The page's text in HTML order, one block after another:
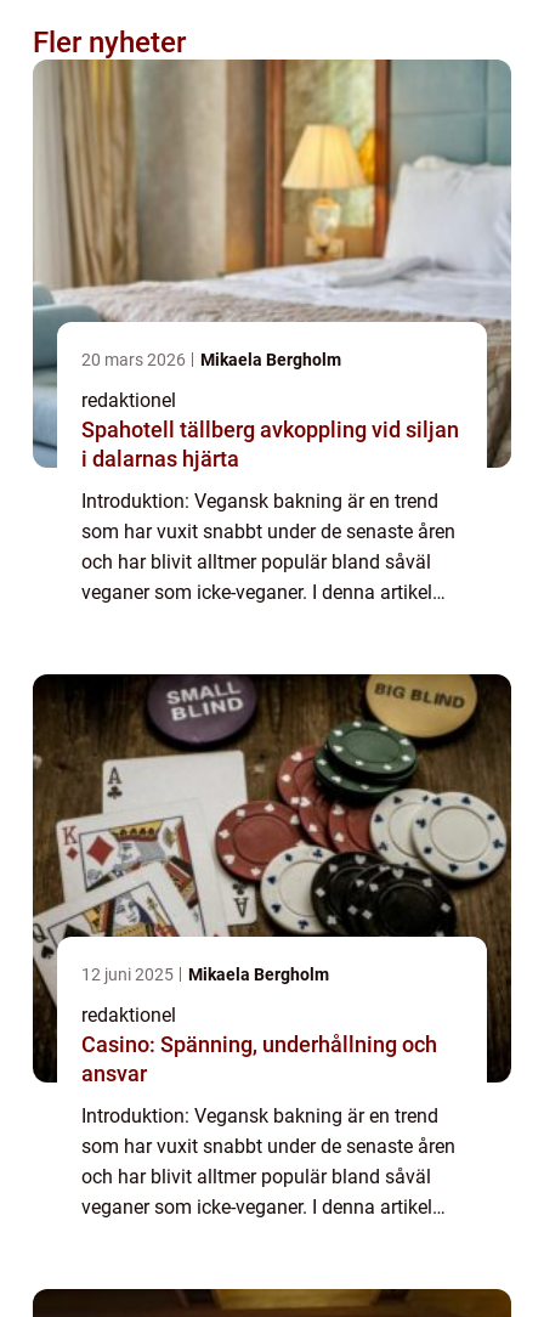
Fler nyheter
20 mars 2026 Mikaela Bergholm
redaktionel
Spahotell tällberg avkoppling vid siljan
i dalarnas hjärta
Introduktion: Vegansk bakning är en trend
som har vuxit snabbt under de senaste åren
och har blivit alltmer populär bland såväl
veganer som icke-veganer. I denna artikel
12 juni 2025 Mikaela Bergholm
redaktionel
Casino: Spänning, underhållning och
ansvar
Introduktion: Vegansk bakning är en trend
som har vuxit snabbt under de senaste åren
och har blivit alltmer populär bland såväl
veganer som icke-veganer. I denna artikel